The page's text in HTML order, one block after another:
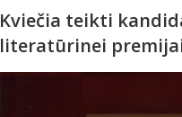
Kviečia teikti
literatūrinei